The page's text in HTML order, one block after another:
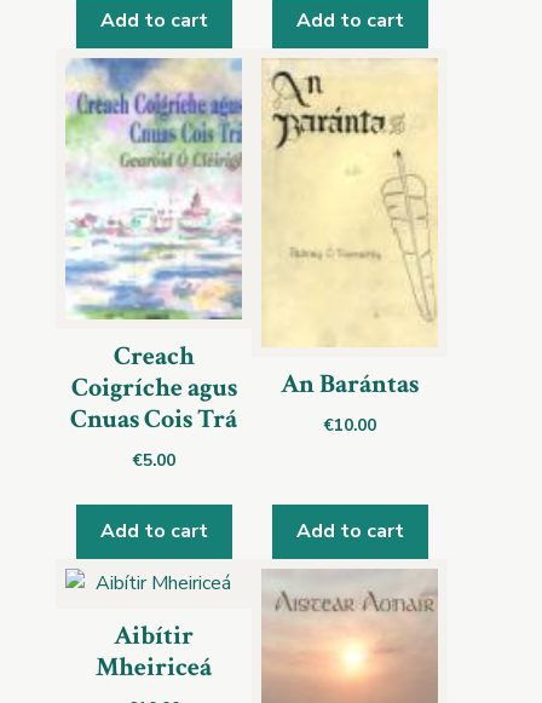
Add to cart Add to cart
Creach
Coigríche agus
Cnuas Cois Trá
€5.00
Add to cart
An Barántas
€10.00
Add to cart
Aibítir
Mheiriceá